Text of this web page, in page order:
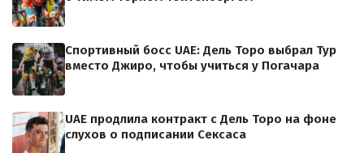
Спортивный босс UAE: Дель Торо выбрал Тур
вместо Джиро, чтобы учиться у Погачара
UAE продлила контракт с Дель Торо на фоне
слухов о подписании Сексаса